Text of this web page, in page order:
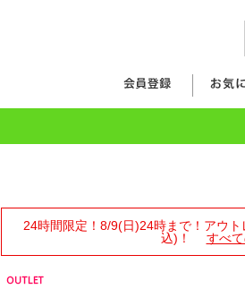
24時間限定！8/9(日)24時まで！アウ
込)！
すべ